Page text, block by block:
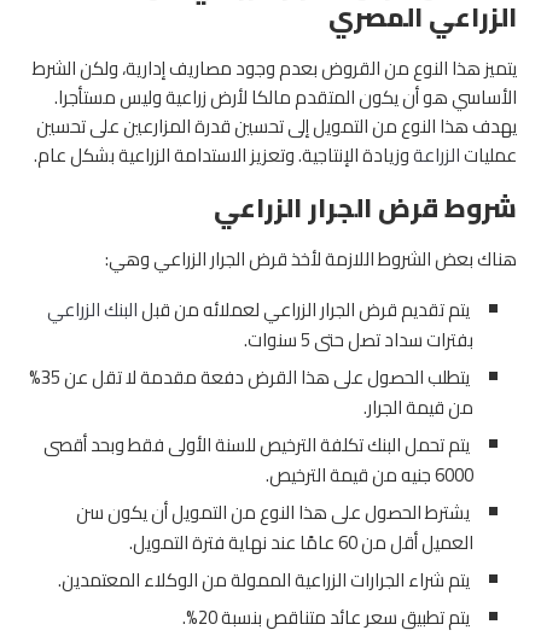
الزراعي المصري
يتميز هذا النوع من القروض بعدم وجود مصاريف إدارية، ولكن الشرط
الأساسي هو أن يكون المتقدم مالكا لأرض زراعية وليس مستأجرا.
يهدف هذا النوع من التمويل إلى تحسين قدرة المزارعين على تحسين
عملياتالزراعةوزيادة الإنتاجية. وتعزيز الاستدامة الزراعية بشكل عام.
شروط قرض الجرار الزراعي
هناك بعض الشروط اللازمة لأخذ قرض الجرار الزراعي وهي:
يتم تقديم قرض الجرار الزراعي لعملائه من قبلالبنك الزراعي
بفترات سداد تصل حتى 5 سنوات.
يتطلب الحصول على هذا القرض دفعة مقدمة لا تقل عن 35%
من قيمة الجرار.
يتم تحمل البنك تكلفة الترخيص للسنة الأولى فقط وبحد أقصى
6000 جنيه من قيمة الترخيص.
يشترط الحصول على هذا النوع من التمويل أن يكون سن
العميل أقل من 60 عامًا عند نهاية فترة التمويل.
يتم شراء الجرارات الزراعية الممولة من الوكلاء المعتمدين.
يتم تطبيق سعر عائد متناقص بنسبة 20%.